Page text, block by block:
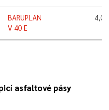
BARUPLAN
V 40 E
4,0
asfaltové pásy